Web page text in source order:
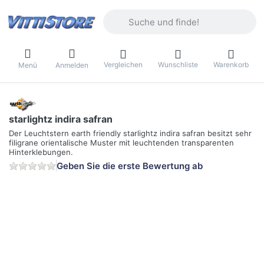
Menü Anmelden Vergleichen Wunschliste Warenkorb
starlightz indira safran
Der Leuchtstern earth friendly starlightz indira safran besitzt sehr
filigrane orientalische Muster mit leuchtenden transparenten
Hinterklebungen.
Geben Sie die erste Bewertung ab